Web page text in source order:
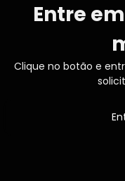
Entre
Clique no botão e